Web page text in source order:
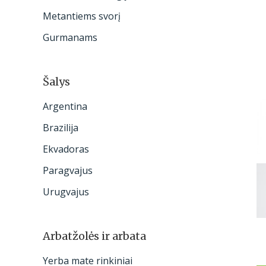
Metantiems svorį
Gurmanams
Šalys
Argentina
Brazilija
Ekvadoras
Paragvajus
Urugvajus
Arbatžolės ir arbata
Yerba mate rinkiniai